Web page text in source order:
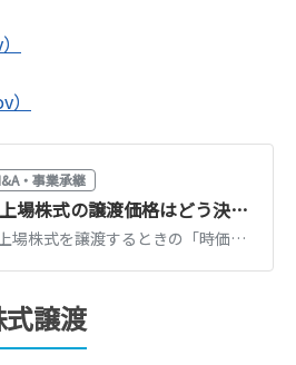
・事業承継
非上場株式の譲渡価格はどう決まる？時価の評価方法と税務上の注意点【税理士が解説】
非上場株式を譲渡するときの「時価」は、誰に譲渡するか（個人間・法人間・第三者）で税務上の評価が変わります。評価方法と低額譲渡の課税リスクを税理士がわかりやすく解説します。
譲渡